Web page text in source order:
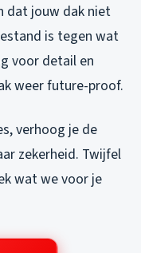
dat jouw dak niet
is tegen wat
voor detail en
weer future-proof.
verhoog je de
zekerheid. Twijfel
wat we voor je